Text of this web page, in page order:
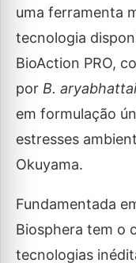
uma ferramenta
tecnologia
BioAction PRO,
por B. aryabhattai
em formulação
estresses
Okuyama.
Fundamentada
Biosphera tem o
tecnologias